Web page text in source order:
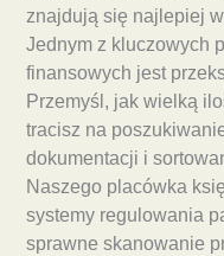
znajdują się najlepiej
Jednym z kluczowych
finansowych jest
Przemyśl, jak wielką
tracisz na
dokumentacji i
Naszego placówka
systemy regulowania
sprawne skanowanie